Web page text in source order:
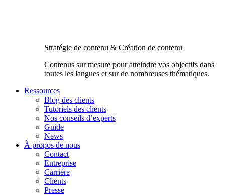
Stratégie de contenu & Création de contenu
Contenus sur mesure pour atteindre vos objectifs dans
toutes les langues et sur de nombreuses thématiques.
Ressources
Blog des clients
Tutoriels des clients
Nos conseils d’experts
Guide
News
À propos de nous
Contact
Entreprise
Carrière
Clients
Presse